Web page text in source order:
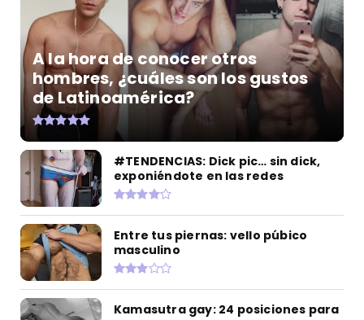
A la hora de conocer otros
hombres, ¿cuáles son los gustos
de Latinoamérica?
#TENDENCIAS: Dick pic… sin dick,
exponiéndote en las redes
Entre tus piernas: vello púbico
masculino
Kamasutra gay: 24 posiciones para